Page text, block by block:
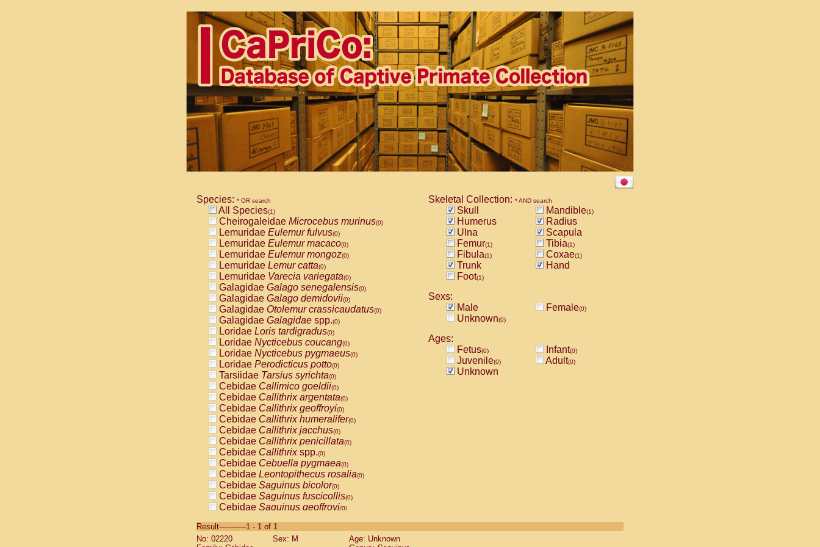
Species: * OR search
All Species(1)
Cheirogaleidae Microcebus murinus(0)
Lemuridae Eulemur fulvus(0)
Lemuridae Eulemur macaco(0)
Lemuridae Eulemur mongoz(0)
Lemuridae Lemur catta(0)
Lemuridae Varecia variegata(0)
Galagidae Galago senegalensis(0)
Galagidae Galago demidovii(0)
Galagidae Otolemur crassicaudatus(0)
Galagidae Galagidae spp.(0)
Loridae Loris tardigradus(0)
Loridae Nycticebus coucang(0)
Loridae Nycticebus pygmaeus(0)
Loridae Perodicticus potto(0)
Tarsiidae Tarsius syrichta(0)
Cebidae Callimico goeldii(0)
Cebidae Callithrix argentata(0)
Cebidae Callithrix geoffroyi(0)
Cebidae Callithrix humeralifer(0)
Cebidae Callithrix jacchus(0)
Cebidae Callithrix penicillata(0)
Cebidae Callithrixspp.(0)
Cebidae Cebuella pygmaea(0)
Cebidae Leontopithecus rosalia(0)
Cebidae Saguinus bicolor(0)
Cebidae Saguinus fuscicollis(0)
Cebidae Saguinus geoffroyi(0)
CebidaeSaguinus labiatus(0)
Cebidae Saguinus leucopus (0)
Skeletal Collection: * AND search
Skull Mandible(1)
Humerus
Radius
Ulna
Scapula
Femur(1) Tibia(1)
Fibula(1) Coxae(1)
Trunk
Hand
Foot(1)
Sexs:
Male
Female(0)
Unknown(0)
Ages:
Fetus(0) Infant(0)
Juvenile(0) Adult(0)
Unknown
Result-----------1 - 1 of 1
No: 02220
Sex: M
Age: Unknown